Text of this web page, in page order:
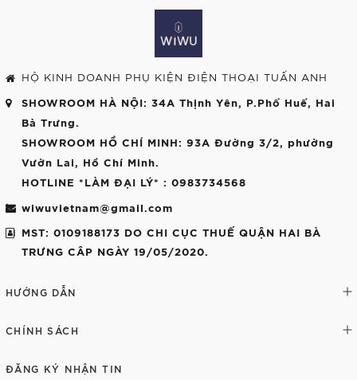
HỘ KINH DOANH PHỤ KIỆN ĐIỆN THOẠI TUẤN ANH
SHOWROOM HÀ NỘI: 34A Thịnh Yên, P.Phố Huế, Hai
Bà Trưng.
SHOWROOM HỒ CHÍ MINH: 93A Đường 3/2, phường
Vườn Lai, Hồ Chí Minh.
HOTLINE *LÀM ĐẠI LÝ* : 0983734568
wiwuvietnam@gmail.com
MST: 0109188173 DO CHI CỤC THUẾ QUẬN HAI BÀ
TRƯNG CÂP NGÀY 19/05/2020.
HƯỚNG DẪN
CHÍNH SÁCH
ĐĂNG KÝ NHẬN TIN